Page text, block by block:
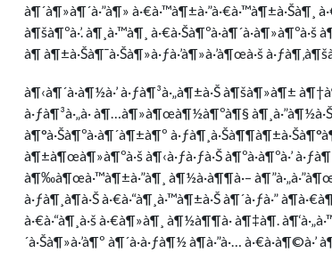
à¶´à¶»à¶´à·”à¶» à·€à·™à¶±à·”à·€à·™à¶±à·Šà¶¸
à¶šà¶ºà·’. à¶¸à·™à¶¸ à·€à·Šà¶ºà·à¶´à·à¶»à¶ºà·š
à¶ à¶±à·Šà¶¯à·Šà¶»à·ƒà·’à¶»à·’à¶œà·š
à¶‹à¶´à·à¶½à·’ à·ƒà¶³à·„à¶±à·Š à¶šà¶»à¶±
à·ƒà¶³à·„à· à¶…à¶»à¶œà¶½à¶ºà¶§ à¶¸à·”à¶½à·Š
à¶°à·Šà¶ºà·à¶´à¶±à¶º
à¶±à¶œà¶»à¶ºà·š à¶‹à·ƒà·ƒà·Š à¶ºà·à¶ºà·’
à¶‰à¶œà·™à¶±à·”à¶¸ à¶½à·à¶¶à·– à¶”à·„à·”à¶œà·š
à·ƒà¶¸à¶­à·Š à·€à·“à¶¸à·™à¶±à·Š à¶´à·ƒà·”
à·€à·“à¶¸à·š à·€à¶»à¶¸ à¶½à¶¶à· à¶‡à¶­.
´à·Šà¶»à·’à¶º à¶´à·à·ƒà¶½ à¶­à·”à·…